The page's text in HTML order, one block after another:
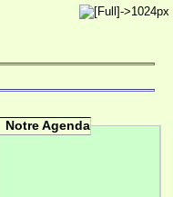
Notre Agenda